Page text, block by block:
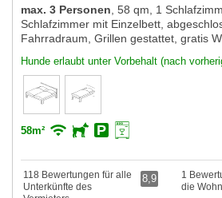
max. 3 Personen 58 qm, 1
Schlafzimmer mit Einzelbett,
Fahrradraum, Grillen gestattet, gratis
Hunde erlaubt unter Vorbehalt (nach
58m²
118 Bewertungen für alle
Unterkünfte des
8,9
1
die